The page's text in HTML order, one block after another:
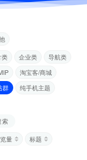
类 企业类
导航类
淘宝客/商城
群
纯手机主题
索
量
标题